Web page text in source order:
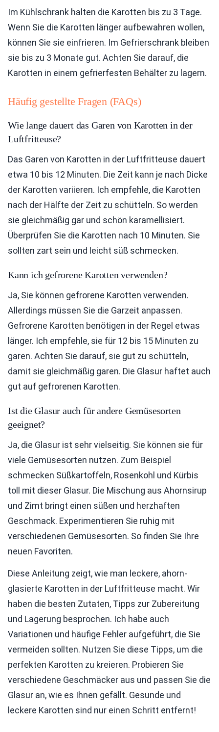
Im Kühlschrank halten die Karotten bis zu 3 Tage.
Wenn Sie die Karotten länger aufbewahren wollen,
können Sie sie einfrieren. Im Gefrierschrank bleiben
sie bis zu 3 Monate gut. Achten Sie darauf, die
Karotten in einem gefrierfesten Behälter zu lagern.
Häufig gestellte Fragen (FAQs)
Wie lange dauert das Garen von Karotten in der
Luftfritteuse?
Das Garen von Karotten in der Luftfritteuse dauert
etwa 10 bis 12 Minuten. Die Zeit kann je nach Dicke
der Karotten variieren. Ich empfehle, die Karotten
nach der Hälfte der Zeit zu schütteln. So werden
sie gleichmäßig gar und schön karamellisiert.
Überprüfen Sie die Karotten nach 10 Minuten. Sie
sollten zart sein und leicht süß schmecken.
Kann ich gefrorene Karotten verwenden?
Ja, Sie können gefrorene Karotten verwenden.
Allerdings müssen Sie die Garzeit anpassen.
Gefrorene Karotten benötigen in der Regel etwas
länger. Ich empfehle, sie für 12 bis 15 Minuten zu
garen. Achten Sie darauf, sie gut zu schütteln,
damit sie gleichmäßig garen. Die Glasur haftet auch
gut auf gefrorenen Karotten.
Ist die Glasur auch für andere Gemüsesorten
geeignet?
Ja, die Glasur ist sehr vielseitig. Sie können sie für
viele Gemüsesorten nutzen. Zum Beispiel
schmecken Süßkartoffeln, Rosenkohl und Kürbis
toll mit dieser Glasur. Die Mischung aus Ahornsirup
und Zimt bringt einen süßen und herzhaften
Geschmack. Experimentieren Sie ruhig mit
verschiedenen Gemüsesorten. So finden Sie Ihre
neuen Favoriten.
Diese Anleitung zeigt, wie man leckere, ahorn-
glasierte Karotten in der Luftfritteuse macht. Wir
haben die besten Zutaten, Tipps zur Zubereitung
und Lagerung besprochen. Ich habe auch
Variationen und häufige Fehler aufgeführt, die Sie
vermeiden sollten. Nutzen Sie diese Tipps, um die
perfekten Karotten zu kreieren. Probieren Sie
verschiedene Geschmäcker aus und passen Sie die
Glasur an, wie es Ihnen gefällt. Gesunde und
leckere Karotten sind nur einen Schritt entfernt!